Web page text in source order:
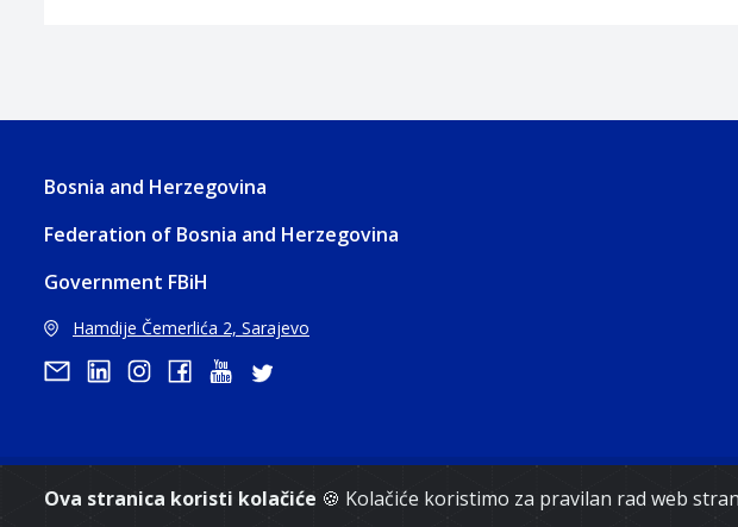
Ova stranica koristi kolačiće 🍪 Kolačiće koristimo za pravilan rad web
Bosnia and Herzegovina
Federation of Bosnia and Herzegovina
Government FBiH
Hamdije Čemerlića 2, Sarajevo
Copyright 2021.